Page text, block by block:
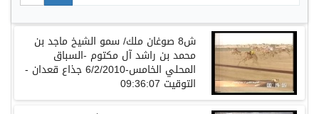
ش8 صوغان ملك/ سمو الشيخ ماجد بن
محمد بن راشد آل مكتوم -السباق
المحلي الخامس-6/2/2010 جذاع قعدان -
التوقيت 09:36:07